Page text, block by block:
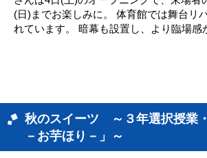
(日)までお楽しみに。 体育館では舞台リ
れています。 暗幕も設置し、より臨場感
秋のスイーツ ～３年選択授業
－お芋ほり－」～